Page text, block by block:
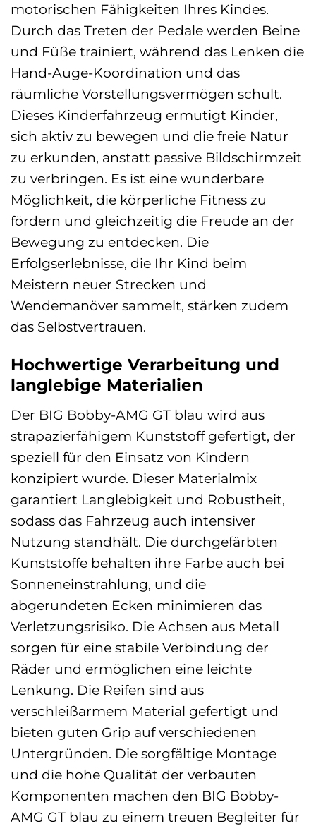
motorischen Fähigkeiten Ihres Kindes.
Durch das Treten der Pedale werden Beine
und Füße trainiert, während das Lenken die
Hand-Auge-Koordination und das
räumliche Vorstellungsvermögen schult.
Dieses Kinderfahrzeug ermutigt Kinder,
sich aktiv zu bewegen und die freie Natur
zu erkunden, anstatt passive Bildschirmzeit
zu verbringen. Es ist eine wunderbare
Möglichkeit, die körperliche Fitness zu
fördern und gleichzeitig die Freude an der
Bewegung zu entdecken. Die
Erfolgserlebnisse, die Ihr Kind beim
Meistern neuer Strecken und
Wendemanöver sammelt, stärken zudem
das Selbstvertrauen.
Hochwertige Verarbeitung und
langlebige Materialien
Der BIG Bobby-AMG GT blau wird aus
strapazierfähigem Kunststoff gefertigt, der
speziell für den Einsatz von Kindern
konzipiert wurde. Dieser Materialmix
garantiert Langlebigkeit und Robustheit,
sodass das Fahrzeug auch intensiver
Nutzung standhält. Die durchgefärbten
Kunststoffe behalten ihre Farbe auch bei
Sonneneinstrahlung, und die
abgerundeten Ecken minimieren das
Verletzungsrisiko. Die Achsen aus Metall
sorgen für eine stabile Verbindung der
Räder und ermöglichen eine leichte
Lenkung. Die Reifen sind aus
verschleißarmem Material gefertigt und
bieten guten Grip auf verschiedenen
Untergründen. Die sorgfältige Montage
und die hohe Qualität der verbauten
Komponenten machen den BIG Bobby-
AMG GT blau zu einem treuen Begleiter für